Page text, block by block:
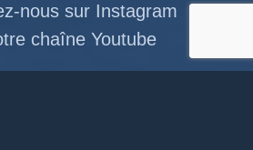
nous sur Instagram
chaîne Youtube